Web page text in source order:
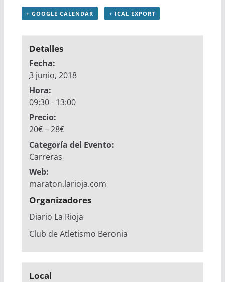
+ GOOGLE CALENDAR + ICAL EXPORT
Detalles
Fecha:
3 junio, 2018
Hora:
09:30 - 13:00
Precio:
20€ – 28€
Categoría del Evento:
Carreras
Web:
maraton.larioja.com
Organizadores
Diario La Rioja
Club de Atletismo Beronia
Local